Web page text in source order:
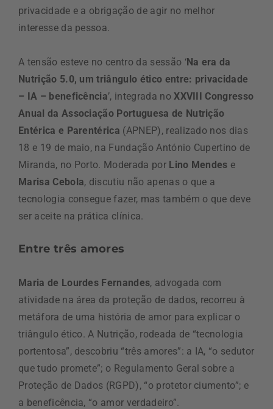
privacidade e a obrigação de agir no melhor
interesse da pessoa.
A tensão esteve no centro da sessão ‘Na era da
Nutrição 5.0, um triângulo ético entre: privacidade
– IA – beneficência’, integrada noXXVIII Congresso
Anual da Associação Portuguesa de Nutrição
Entérica e Parentérica (APNEP), realizado nos dias
18 e 19 de maio, na Fundação António Cupertino de
Miranda, no Porto. Moderada por Lino Mendes e
Marisa Cebola, discutiu não apenas o que a
tecnologia consegue fazer, mas também o que deve
ser aceite na prática clínica.
Entre três amores
Maria de Lourdes Fernandes, advogada com
atividade na área da proteção de dados, recorreu à
metáfora de uma história de amor para explicar o
triângulo ético. A Nutrição, rodeada de “tecnologia
portentosa”, descobriu “três amores”: a IA, “o sedutor
que tudo promete”; o Regulamento Geral sobre a
Proteção de Dados (RGPD), “o protetor ciumento”; e
a beneficência, “o amor verdadeiro”.